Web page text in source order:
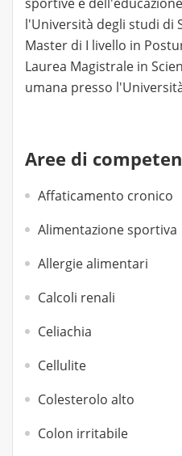
l'Università degli studi di
Master di I livello in
Laurea Magistrale in
umana presso
Aree di
Affaticamento cronico
Alimentazione sportiva
Allergie alimentari
Calcoli renali
Celiachia
Cellulite
Colesterolo alto
Colon irritabile